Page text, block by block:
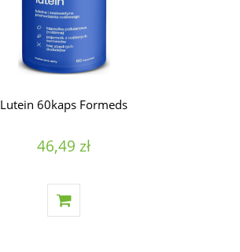
Lutein 60kaps Formeds
46,49 zł